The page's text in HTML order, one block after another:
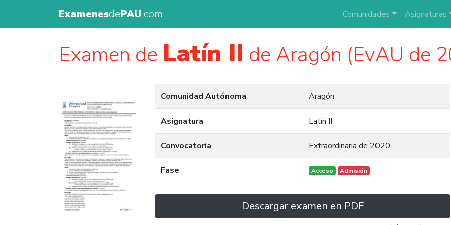
ExamenesdePAU.com Comunidades Asignaturas
Examen de Latín II de Aragón (EvAU de
Comunidad Autónoma Aragón
Asignatura Latín II
Convocatoria Extraordinaria de 2020
Fase Acceso Admisión
Descargar examen en PDF